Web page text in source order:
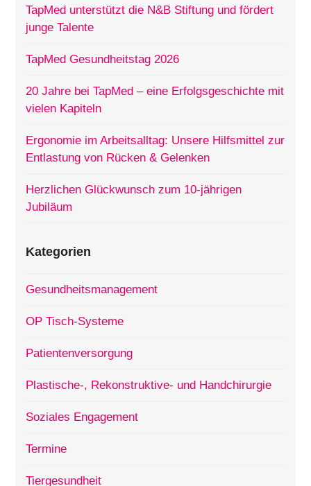
TapMed unterstützt die N&B Stiftung und fördert
junge Talente
TapMed Gesundheitstag 2026
20 Jahre bei TapMed – eine Erfolgsgeschichte mit
vielen Kapiteln
Ergonomie im Arbeitsalltag: Unsere Hilfsmittel zur
Entlastung von Rücken & Gelenken
Herzlichen Glückwunsch zum 10-jährigen
Jubiläum
Kategorien
Gesundheitsmanagement
OP Tisch-Systeme
Patientenversorgung
Plastische-, Rekonstruktive- und Handchirurgie
Soziales Engagement
Termine
Tiergesundheit